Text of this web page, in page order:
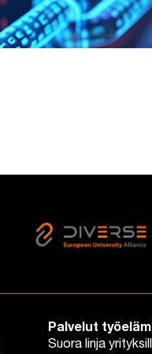
Palvelut
Suora linja